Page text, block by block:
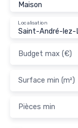
Maison
Saint-André-lez-
Localisation
Budget max (€)
Surface min (m²)
Pièces min